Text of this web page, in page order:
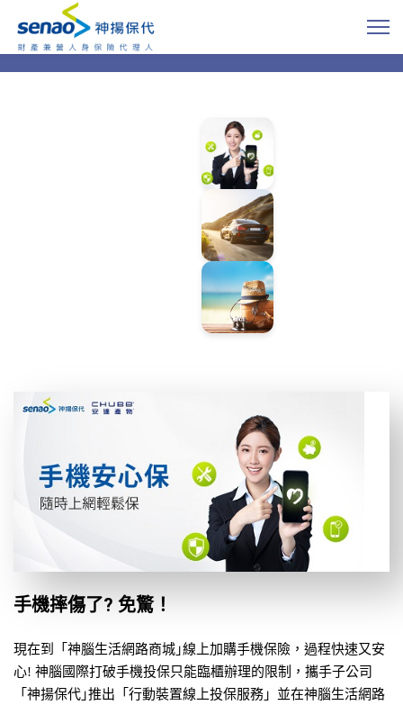
手機摔傷了? 免驚！
現在到「神腦生活網路商城｣線上加購手機保險，過程快速又安
心! 神腦國際打破手機投保只能臨櫃辦理的限制，攜手子公司
「神揚保代｣推出「行動裝置線上投保服務」並在神腦生活網路